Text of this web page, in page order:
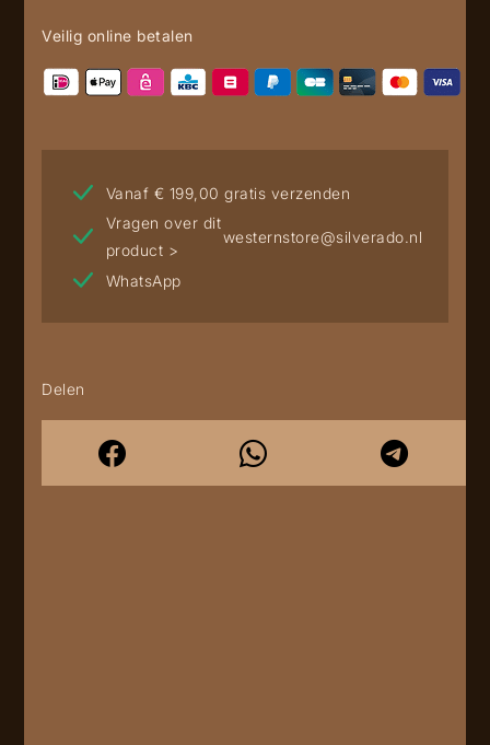
Veilig online betalen
Vanaf € 199,00 gratis verzenden
Vragen over dit
product >
westernstore@silverado.nl
WhatsApp
Delen